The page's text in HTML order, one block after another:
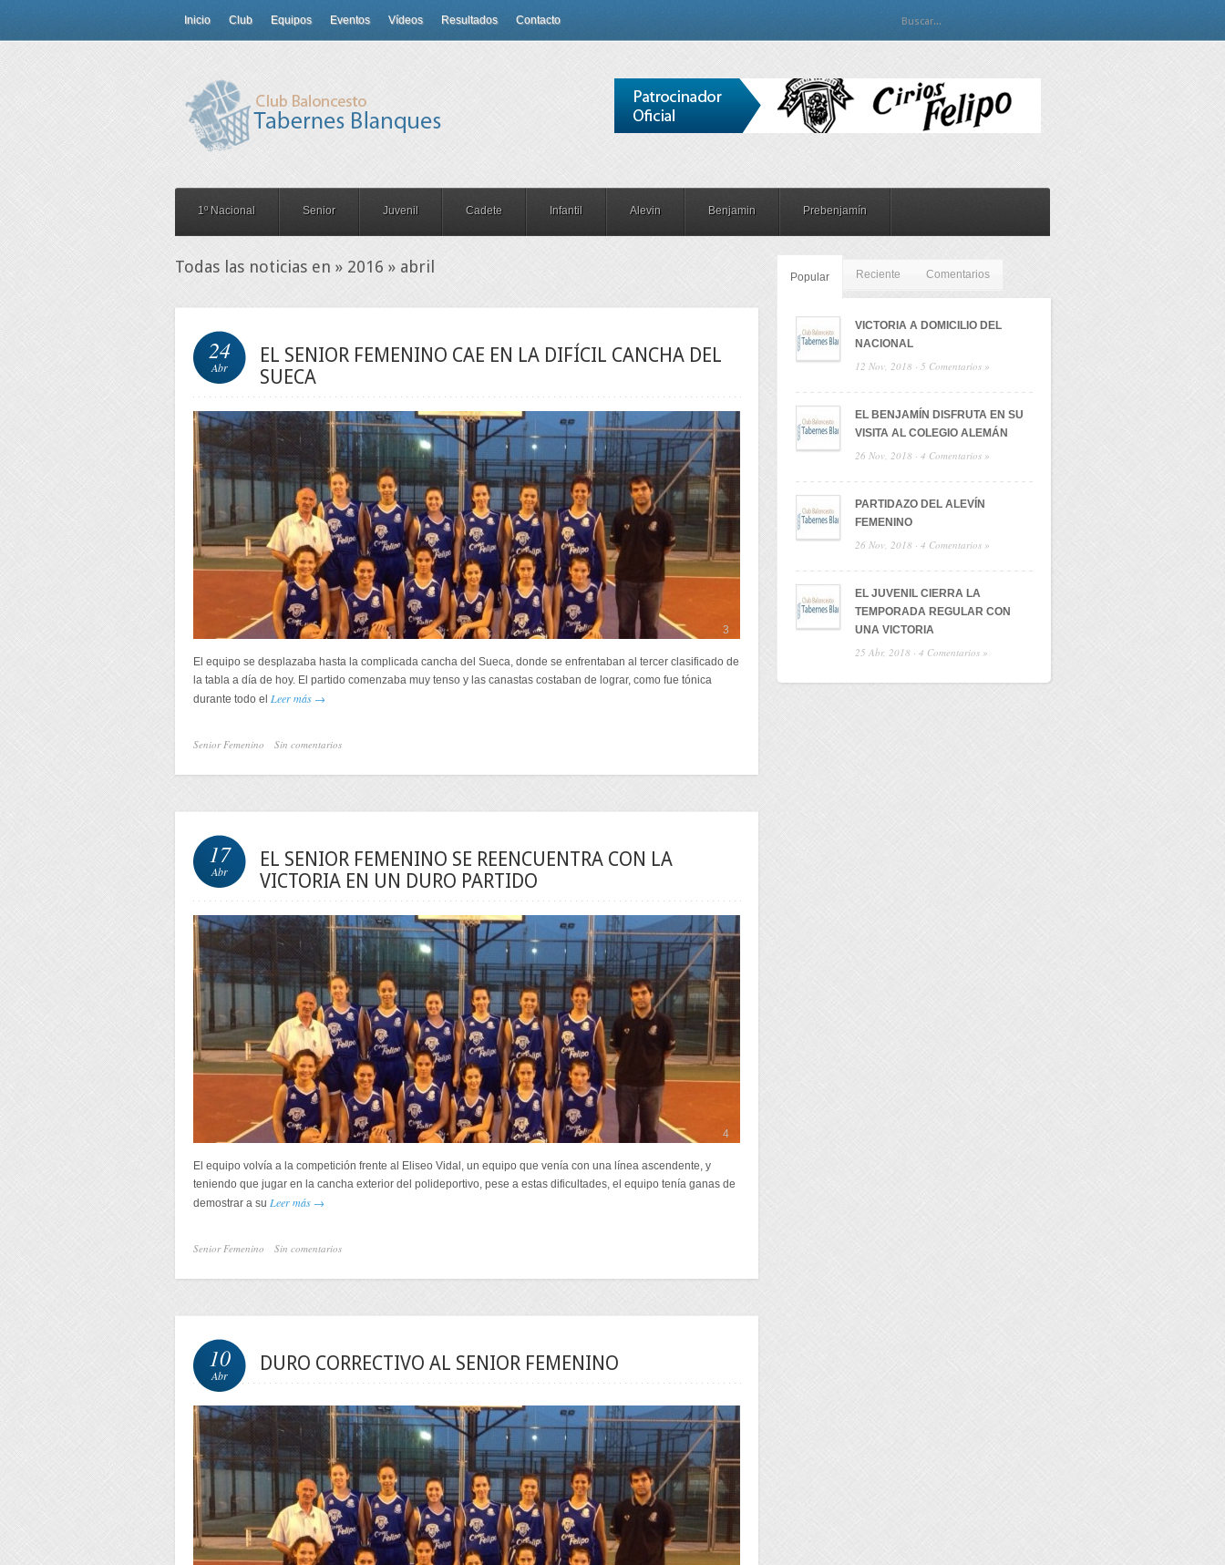
Inicio Club Equipos Eventos Vídeos Resultados Contacto
1º Nacional Senior Juvenil Cadete Infantil Alevin Benjamin Prebenjamín
Todas las noticias en » 2016 » abril
24
Abr
EL SENIOR FEMENINO CAE EN LA DIFÍCIL CANCHA DEL
SUECA
3
El equipo se desplazaba hasta la complicada cancha del Sueca, donde se enfrentaban al tercer clasificado de
la tabla a día de hoy. El partido comenzaba muy tenso y las canastas costaban de lograr, como fue tónica
durante todo el Leer más →
Senior Femenino Sin comentarios
17
Abr
EL SENIOR FEMENINO SE REENCUENTRA CON LA
VICTORIA EN UN DURO PARTIDO
4
El equipo volvía a la competición frente al Eliseo Vidal, un equipo que venía con una línea ascendente, y
teniendo que jugar en la cancha exterior del polideportivo, pese a estas dificultades, el equipo tenía ganas de
demostrar a su Leer más →
Senior Femenino Sin comentarios
10
Abr
DURO CORRECTIVO AL SENIOR FEMENINO
Popular Reciente Comentarios
VICTORIA A DOMICILIO DEL
NACIONAL
12 Nov, 2018 · 5 Comentarios »
EL BENJAMÍN DISFRUTA EN SU
VISITA AL COLEGIO ALEMÁN
26 Nov, 2018 · 4 Comentarios »
PARTIDAZO DEL ALEVÍN
FEMENINO
26 Nov, 2018 · 4 Comentarios »
EL JUVENIL CIERRA LA
TEMPORADA REGULAR CON
UNA VICTORIA
25 Abr, 2018 · 4 Comentarios »